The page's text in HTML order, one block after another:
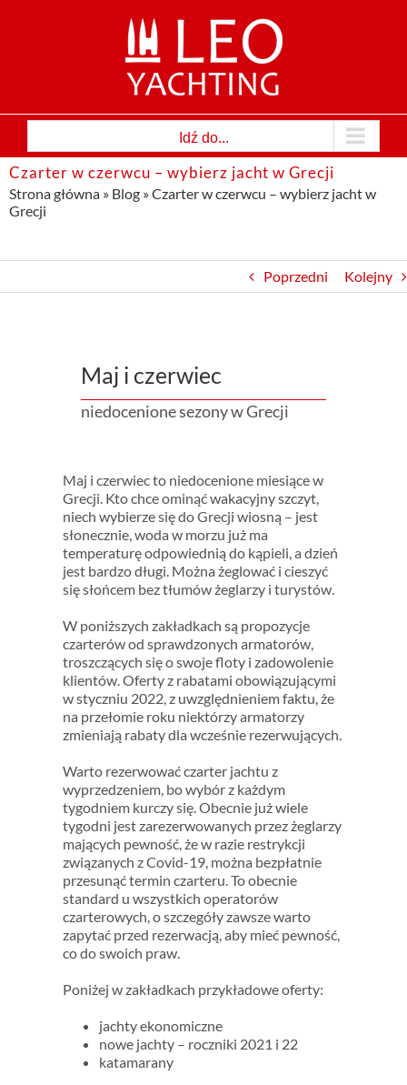
Idź do...
Czarter w czerwcu – wybierz jacht w Grecji
Strona główna » Blog »Czarter w czerwcu – wybierz jacht w
Grecji
Poprzedni Kolejny
Maj i czerwiec
niedocenione sezony w Grecji
Maj i czerwiec to niedocenione miesiące w
Grecji. Kto chce ominąć wakacyjny szczyt,
niech wybierze się do Grecji wiosną – jest
słonecznie, woda w morzu już ma
temperaturę odpowiednią do kąpieli, a dzień
jest bardzo długi. Można żeglować i cieszyć
się słońcem bez tłumów żeglarzy i turystów.
W poniższych zakładkach są propozycje
czarterów od sprawdzonych armatorów,
troszczących się o swoje floty i zadowolenie
klientów. Oferty z rabatami obowiązującymi
w styczniu 2022, z uwzględnieniem faktu, że
na przełomie roku niektórzy armatorzy
zmieniają rabaty dla wcześnie rezerwujących.
Warto rezerwować czarter jachtu z
wyprzedzeniem, bo wybór z każdym
tygodniem kurczy się. Obecnie już wiele
tygodni jest zarezerwowanych przez żeglarzy
mających pewność, że w razie restrykcji
związanych z Covid-19, można bezpłatnie
przesunąć termin czarteru. To obecnie
standard u wszystkich operatorów
czarterowych, o szczegóły zawsze warto
zapytać przed rezerwacją, aby mieć pewność,
co do swoich praw.
Poniżej w zakładkach przykładowe oferty:
jachty ekonomiczne
nowe jachty – roczniki 2021 i 22
katamarany